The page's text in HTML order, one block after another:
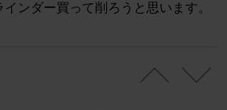
ンダー買って削ろうと思います。